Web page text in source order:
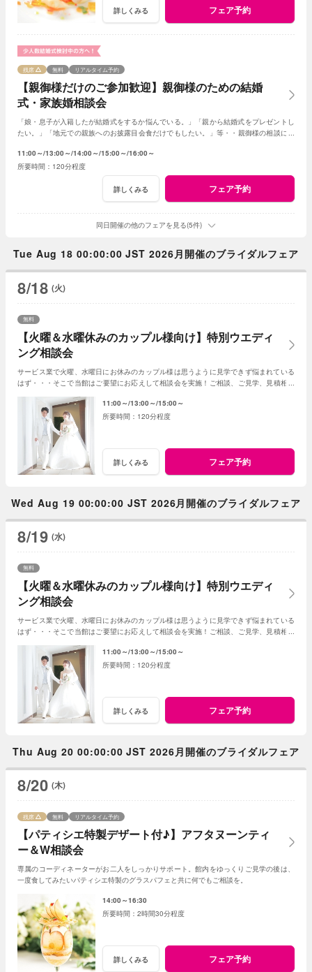
詳しくみる フェア予約
【親御様だけのご参加歓迎】親御様のための結婚
式・家族婚相談会
残席 無料 リアルタイム予約
「娘・息子が入籍したが結婚式をするか悩んでいる。」「親から結婚式をプレゼントし
たい。」「地元での親族へのお披露目会食だけでもしたい。」等・・親御様の相談にベ
11:00～ 13:00～ 14:00～ 15:00～ 16:00～
120分程度
詳しくみる フェア予約
同日開催の他のフェアを見る(5件)
Tue Aug 18 00:00:00 JST 2026月開催のブライダルフェア
8/18 (火)
【火曜＆水曜休みのカップル様向け】特別ウエディ
ング相談会
無料
サービス業で火曜、水曜日にお休みのカップル様は思うように見学できず悩まれている
はず・・・そこで当館はご要望にお応えして相談会を実施！ご相談、ご見学、見積相談
11:00～ 13:00～ 15:00～
120分程度
詳しくみる フェア予約
Wed Aug 19 00:00:00 JST 2026月開催のブライダルフェア
8/19 (水)
【火曜＆水曜休みのカップル様向け】特別ウエディ
ング相談会
無料
サービス業で火曜、水曜日にお休みのカップル様は思うように見学できず悩まれている
はず・・・そこで当館はご要望にお応えして相談会を実施！ご相談、ご見学、見積相談
11:00～ 13:00～ 15:00～
120分程度
詳しくみる フェア予約
Thu Aug 20 00:00:00 JST 2026月開催のブライダルフェア
8/20 (木)
【パティシエ特製デザート付♪】アフタヌーンティ
ー＆W相談会
残席 無料 リアルタイム予約
専属のコーディネーターがお二人をしっかりサポート。館内をゆっくりご見学の後は、
一度食してみたいパティシエ特製のグラスパフェと共に何でもご相談を。
14:00～16:30
2時間30分程度
詳しくみる フェア予約